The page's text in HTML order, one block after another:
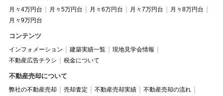
月々4万円台 月々5万円台 月々6万円台 月々7万円台
月々8万円台
月々9万円台
コンテンツ
インフォメーション 建築実績一覧
現地見学会情報
不動産広告チラシ
税金について
不動産売却について
弊社の不動産売却 売却査定 不動産売却実績
不動産売却の流れ